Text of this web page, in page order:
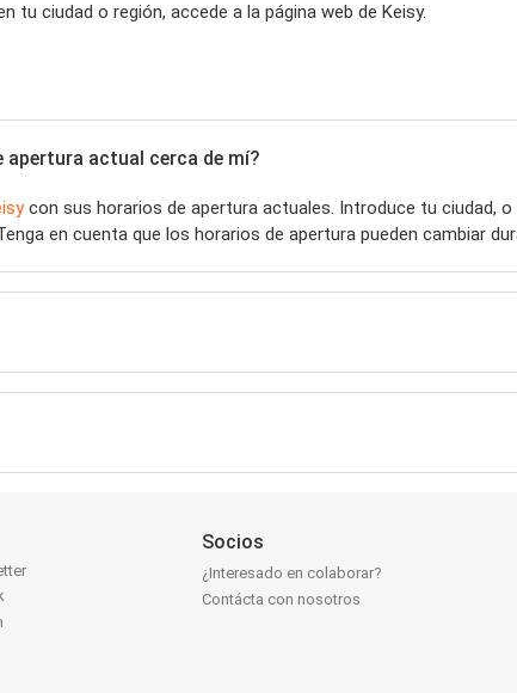
ciudad o región, accede a la página web de Keisy.
apertura actual cerca de mí?
con sus horarios de apertura actuales. Introduce tu ciudad,
en cuenta que los horarios de apertura pueden cambiar
Socios
¿Interesado en colaborar?
Contácta con nosotros